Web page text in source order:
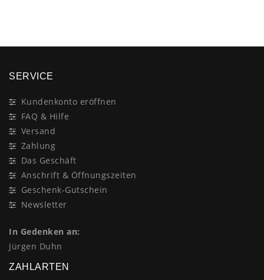
SERVICE
Kundenkonto eröffnen
FAQ & Hilfe
Versand
Zahlung
Das Geschäft
Anschrift & Öffnungszeiten
Geschenk-Gutschein
Newsletter
In Gedenken an:
Jürgen Duhn
ZAHLARTEN